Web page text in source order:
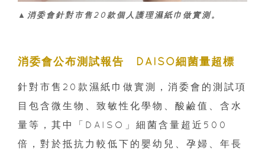
▲消委會針對市售20款個人護理濕紙巾做實測。
消委會公布測試報告 DAISO細菌量超標
針對市售20款濕紙巾做實測，消委會的測試項
目包含微生物、致敏性化學物、酸鹼值、含水
量等，其中「DAISO」細菌含量超近500
倍，對於抵抗力較低下的嬰幼兒、孕婦、年長